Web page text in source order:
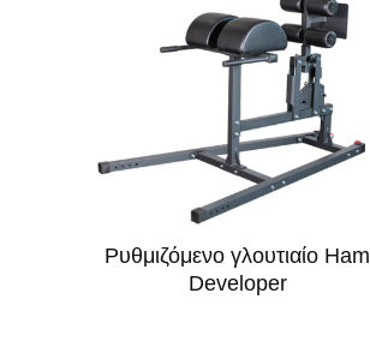
Ρυθμιζόμενο γλουτιαίο Ham
Developer